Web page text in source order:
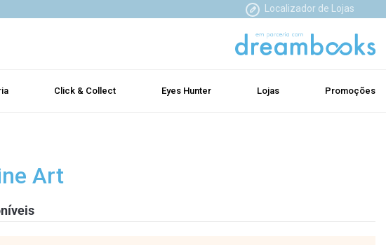
Localizador de Lojas
Click & Collect Eyes Hunter Lojas Promoções
Art